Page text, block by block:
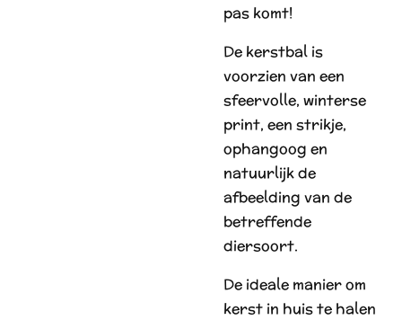
pas komt!
De kerstbal is
voorzien van een
sfeervolle, winterse
print, een strikje,
ophangoog en
natuurlijk de
afbeelding van de
betreffende
diersoort.
De ideale manier om
kerst in huis te halen